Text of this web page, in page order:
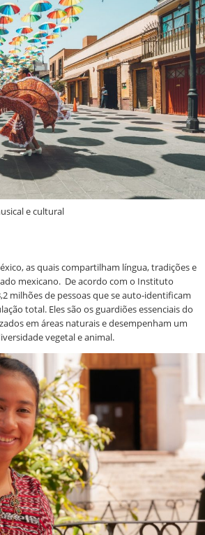
e cultural
as quais compartilham língua, tradições e
mexicano. De acordo com o Instituto
milhões de pessoas que se auto-identificam
total. Eles são os guardiões essenciais do
em áreas naturais e desempenham um
vegetal e animal.